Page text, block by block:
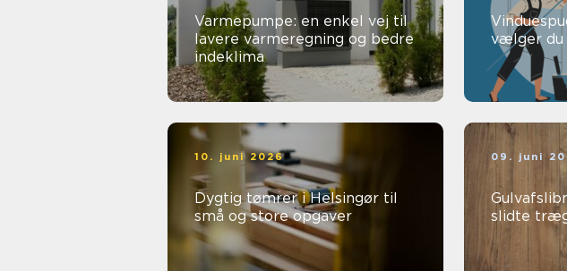
Varmepumpe: en enkel vej til
lavere varmeregning og bedre
indeklima
vælger du
10. juni 2026
Dygtig tømrer i Helsingør til
små og store opgaver
09. juni
slidte